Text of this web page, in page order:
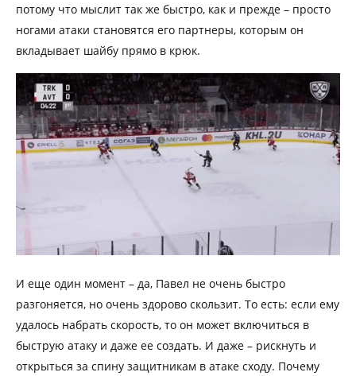
потому что мыслит так же быстро, как и прежде – просто
ногами атаки становятся его партнеры, которым он
вкладывает шайбу прямо в крюк.
И еще один момент – да, Павел не очень быстро
разгоняется, но очень здорово скользит. То есть: если ему
удалось набрать скорость, то он может включиться в
быструю атаку и даже ее создать. И даже – рискнуть и
открыться за спину защитникам в атаке сходу. Почему